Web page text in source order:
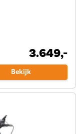
3.649,-
Bekijk